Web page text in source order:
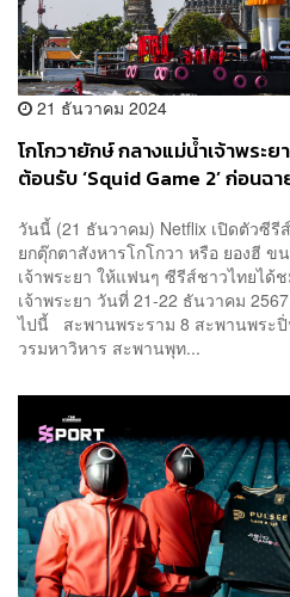
21 ธันวาคม 2024
โกโกวายักษ์ กลางแม่น้ำเจ้าพระ
ต้อนรับ ‘Squid Game 2’ ก่อนฉ
วันนี้ (21 ธันวาคม)​ Netflix เปิดตัวซีรี
ยกตุ๊กตาสังหารโกโกวา หรือ ยองฮี
เจ้าพระยา ให้แฟนๆ ซีรีส์ชาวไทยได้
เจ้าพระยา วันที่ 21-22 ธันวาคม
ไปนี้ สะพานพระราม 8 สะพานพระ
วรมหาวิหาร สะพานพุท...